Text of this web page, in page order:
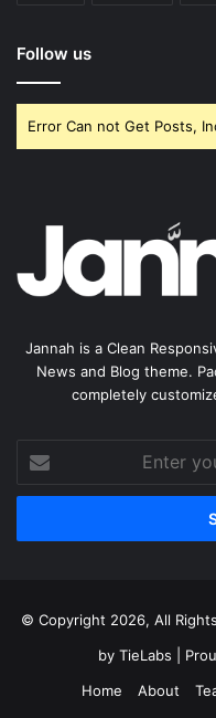
Follow us
Error Can not Get Posts,
Jannah is a Clean
News and Blog theme.
completely
your
Email
© Copyright 2026, All
by TieLabs |
Home
About